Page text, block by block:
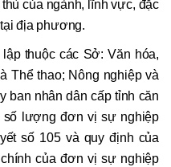
của ngành, lĩnh vực, đặc
địa phương.
thuộc các Sở: Văn hóa,
Thể thao; Nông nghiệp và
ban nhân dân cấp tỉnh căn
lượng đơn vị sự nghiệp
số 105 và quy định của
của đơn vị sự nghiệp